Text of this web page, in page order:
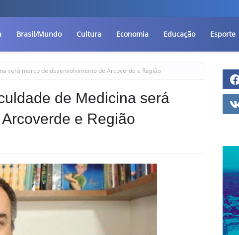
Brasil/Mundo Cultura Economia Educação Esporte
será marco de desenvolvimento de Arcoverde e Região
de Medicina será
e Região